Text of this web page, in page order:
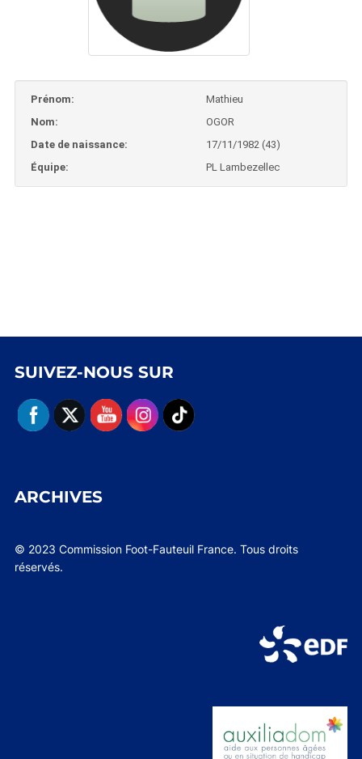
Prénom:
Mathieu
Nom:
OGOR
Date de naissance:
17/11/1982 (43)
Équipe:
PL Lambezellec
SUIVEZ-NOUS SUR
ARCHIVES
© 2023 Commission Foot-Fauteuil France. Tous droits
réservés.